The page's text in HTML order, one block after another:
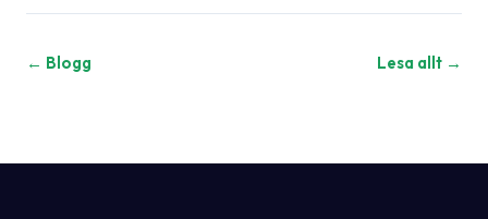
← Blogg Lesa allt →